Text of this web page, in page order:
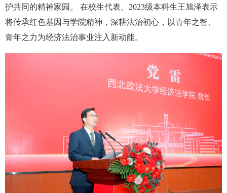
护共同的精神家园。 在校生代表、2023级本科生王旭泽表示
将传承红色基因与学院精神，深耕法治初心，以青年之智、
青年之力为经济法治事业注入新动能。